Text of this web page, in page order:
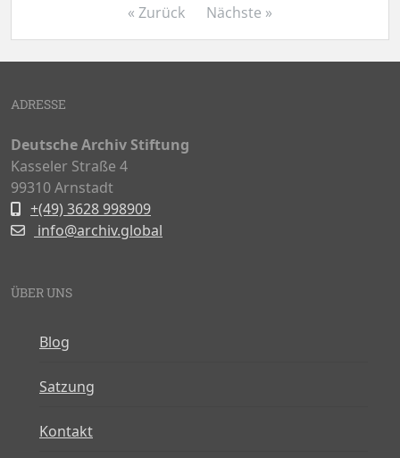
« Zurück Nächste »
ADRESSE
Deutsche Archiv Stiftung
Kasseler Straße 4
99310 Arnstadt
+(49) 3628 998909
info@archiv.global
ÜBER UNS
Blog
Satzung
Kontakt